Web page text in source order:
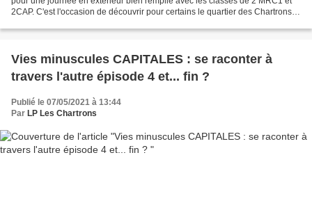
2CAP. C'est l'occasion de découvrir pour certains le quartier des Chartrons
Vies minuscules CAPITALES : se raconter à
travers l'autre épisode 4 et... fin ?
Publié le 07/05/2021 à 13:44
Par LP Les Chartrons